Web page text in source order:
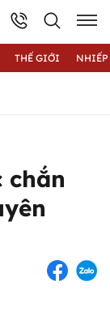
THẾ GIỚI
chắn